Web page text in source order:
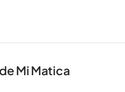
Mi Matica